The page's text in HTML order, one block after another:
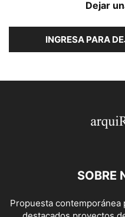
Dejar
INGRESA PARA
SOBRE
Propuesta